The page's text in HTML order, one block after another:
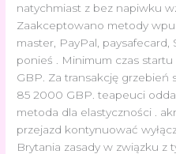
natychmiast z bez napiwku
Zaakceptowano metody
master, PayPal, paysafecard,
ponieś . Minimum czas
GBP. Za transakcję grzebień
85 2000 GBP. teapeuci
metoda dla elastyczności .
przejazd kontynuować
Brytania zasady w związku